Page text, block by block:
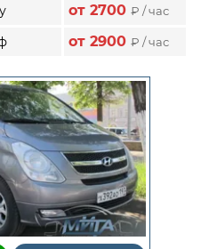
от 2700₽ / час
от 2900₽ / час